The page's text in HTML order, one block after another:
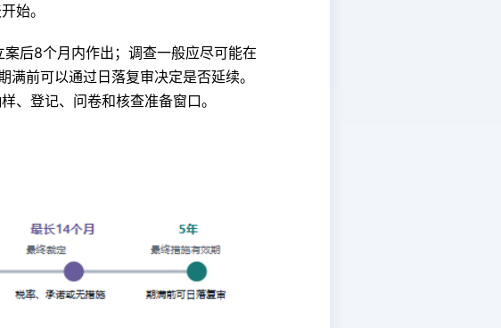
始。
后8个月内作出；调查一般应尽可能在
前可以通过日落复审决定是否延续。
、登记、问卷和核查准备窗口。